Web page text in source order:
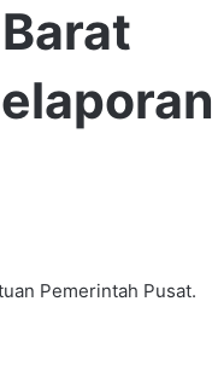
Pemerintah Pusat.